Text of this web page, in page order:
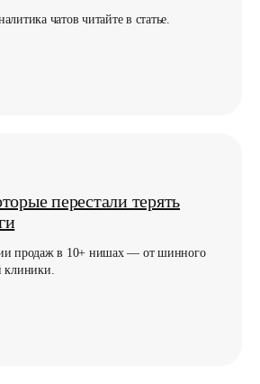
чатов читайте в статье.
перестали терять
продаж в 10+ нишах — от шинного
клиники.